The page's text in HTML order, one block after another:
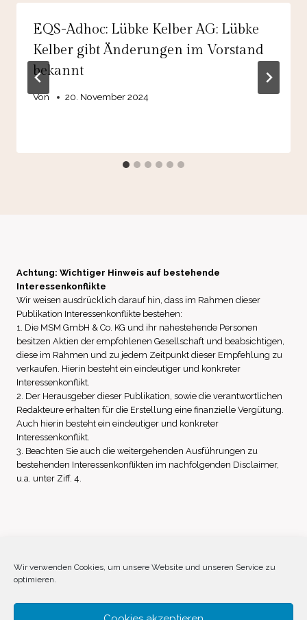
Wir verwenden Cookies, um unsere Website und unseren Service zu
optimieren.
EQS-Adhoc: Lübke Kelber AG: Lübke
Kelber gibt Änderungen im Vorstand
bekannt
Von 20. November 2024
Achtung: Wichtiger Hinweis auf bestehende
Interessenkonflikte
Wir weisen ausdrücklich darauf hin, dass im Rahmen dieser
Publikation Interessenkonflikte bestehen:
1. Die MSM GmbH & Co. KG und ihr nahestehende Personen
besitzen Aktien der empfohlenen Gesellschaft und beabsichtigen,
diese im Rahmen und zu jedem Zeitpunkt dieser Empfehlung zu
verkaufen. Hierin besteht ein eindeutiger und konkreter
Interessenkonflikt.
2. Der Herausgeber dieser Publikation, sowie die verantwortlichen
Redakteure erhalten für die Erstellung eine finanzielle Vergütung.
Auch hierin besteht ein eindeutiger und konkreter
Interessenkonflikt.
3. Beachten Sie auch die weitergehenden Ausführungen zu
bestehenden Interessenkonflikten im nachfolgenden Disclaimer,
u.a. unter Ziff. 4.
Impressum Datenschutz
Disclaimer